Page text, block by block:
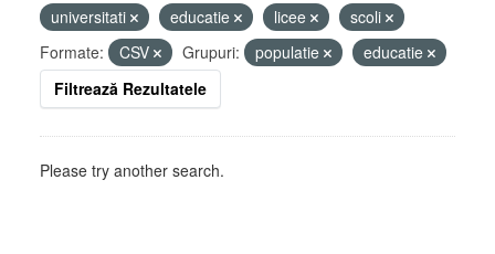
universitati
educatie licee
scoli
Formate:
CSV Grupuri: populatie
educatie
Filtrează Rezultatele
Please try another search.